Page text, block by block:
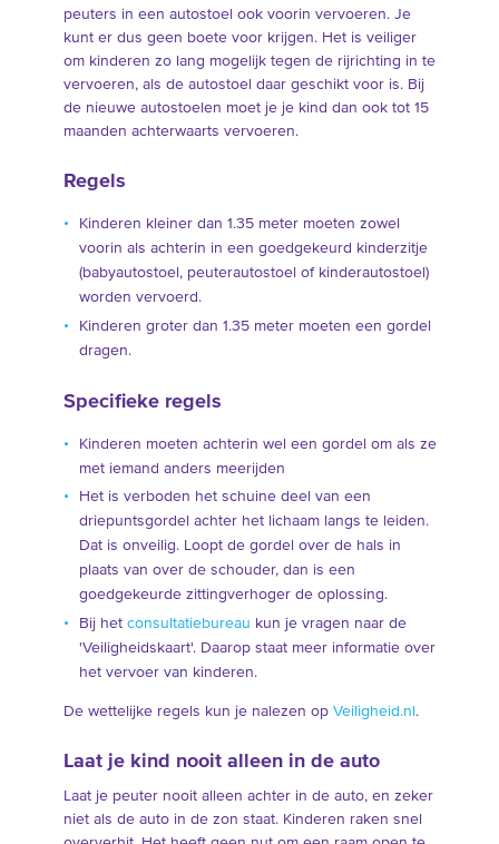
peuters in een autostoel ook voorin vervoeren. Je
kunt er dus geen boete voor krijgen. Het is veiliger
om kinderen zo lang mogelijk tegen de rijrichting in te
vervoeren, als de autostoel daar geschikt voor is. Bij
de nieuwe autostoelen moet je je kind dan ook tot 15
maanden achterwaarts vervoeren.
Regels
Kinderen kleiner dan 1.35 meter moeten zowel
voorin als achterin in een goedgekeurd kinderzitje
(babyautostoel, peuterautostoel of kinderautostoel)
worden vervoerd.
Kinderen groter dan 1.35 meter moeten een gordel
dragen.
Specifieke regels
Kinderen moeten achterin wel een gordel om als ze
met iemand anders meerijden
Het is verboden het schuine deel van een
driepuntsgordel achter het lichaam langs te leiden.
Dat is onveilig. Loopt de gordel over de hals in
plaats van over de schouder, dan is een
goedgekeurde zittingverhoger de oplossing.
Bij het consultatiebureau kun je vragen naar de
'Veiligheidskaart'. Daarop staat meer informatie over
het vervoer van kinderen.
De wettelijke regels kun je nalezen op Veiligheid.nl.
Laat je kind nooit alleen in de auto
Laat je peuter nooit alleen achter in de auto, en zeker
niet als de auto in de zon staat. Kinderen raken snel